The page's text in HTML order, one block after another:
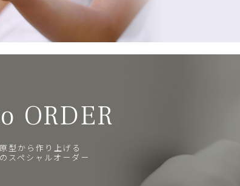
ORDER
型から作り上げる
スペシャルオーダー